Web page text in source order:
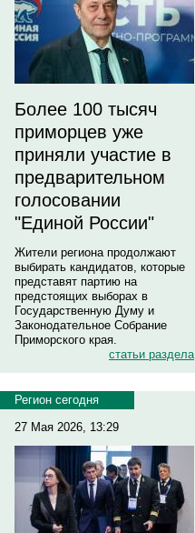
Более 100 тысяч
приморцев уже
приняли участие в
предварительном
голосовании
"Единой России"
Жители региона продолжают
выбирать кандидатов, которые
представят партию на
предстоящих выборах в
Государственную Думу и
Законодательное Собрание
Приморского края.
статьи раздела
Регион сегодня
27 Мая 2026, 13:29